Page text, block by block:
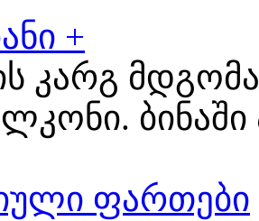
+
კარგ
ბინაში
ფართები